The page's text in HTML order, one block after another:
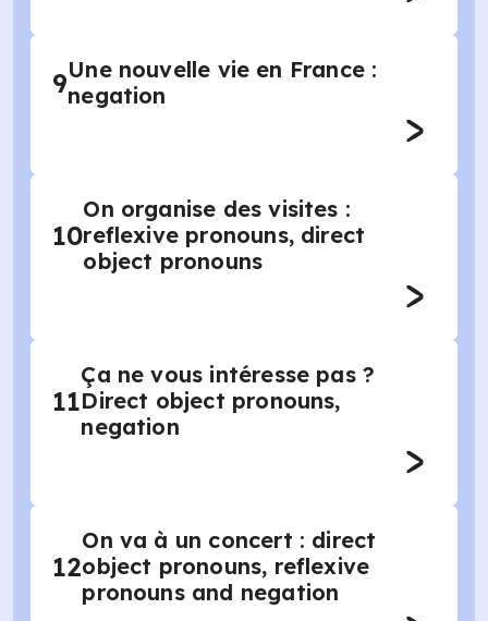
9Une nouvelle vie en France :
negation
10
On organise des visites :
reflexive pronouns, direct
object pronouns
11
Ça ne vous intéresse pas ?
Direct object pronouns,
negation
12
On va à un concert : direct
object pronouns, reflexive
pronouns and negation